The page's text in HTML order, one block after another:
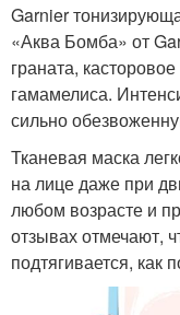
Garnier
«Аква Бомба» от
граната,
гамамелиса.
сильно
Тканевая маска
на лице даже при
любом возрасте и
отзывах отмечают,
подтягивается, как